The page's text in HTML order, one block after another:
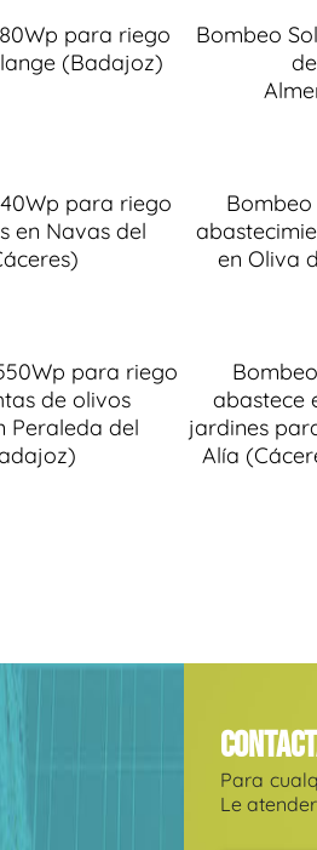
para riego
(Badajoz)
Bombeo
para riego
en Navas del
en Oliva
para riego
de olivos
Peraleda del
abastece
jardines
Alía
Para
Le